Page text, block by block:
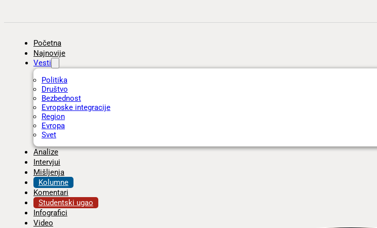
Početna
Najnovije
Vesti
Politika
Društvo
Bezbednost
Evropske integracije
Region
Evropa
Svet
Analize
Intervjui
Mišljenja
Kolumne
Komentari
Studentski ugao
Infografici
Video